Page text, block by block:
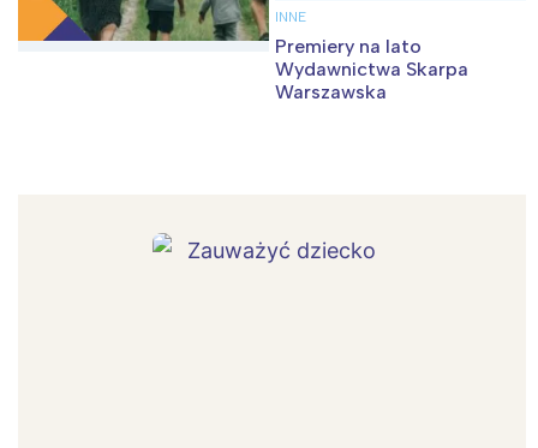
INNE
Premiery na lato
Wydawnictwa Skarpa
Warszawska